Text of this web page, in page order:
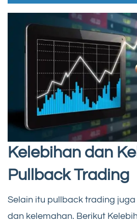
Kelebihan dan
Pullback Trading
Selain itu pullback trading
dan kelemahan. Berikut